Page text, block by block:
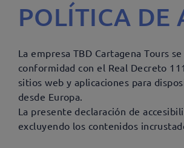
POLÍTICA DE
La empresa TBD Cartagena Tours
conformidad con el Real Decreto
sitios web y aplicaciones para
desde Europa.
La presente declaración de
excluyendo los contenidos